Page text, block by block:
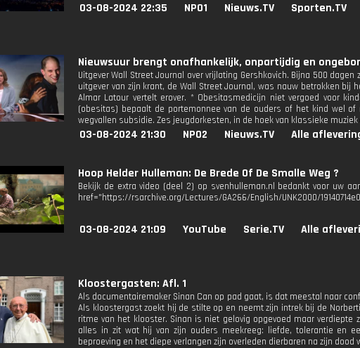
03-08-2024 22:35 NPO1 Nieuws.TV Sporten.TV
Nieuwsuur brengt onafhankelijk, onpartijdig en
Uitgever Wall Street Journal over vrijlating Gershkovich. Bijna 500
uitgever van zijn krant, de Wall Street Journal, was nauw betrokken
Almar Latour vertelt erover. * Obesitasmedicijn niet vergoed voor
(obesitas) bepaalt de portemonnee van de ouders of het kind wel
wegvallen subsidie. Zes jeugdorkesten, in de hoek van klassieke
03-08-2024 21:30 NPO2 Nieuws.TV Alle
Hoop Helder Hulleman: De Brede Of De Smalle Weg ?
Bekijk de extra video (deel 2) op svenhulleman.nl bedankt voor uw
href="https://rsarchive.org/Lectures/GA266/English/UNK2000/
03-08-2024 21:09 YouTube Serie.TV Alle
Kloostergasten: Afl. 1
Als documentairemaker Sinan Can op pad gaat, is dat meestal naar
Als kloostergast zoekt hij de stilte op en neemt zijn intrek bij de
ritme van het klooster. Sinan is niet gelovig opgevoed maar
alles in zit wat hij van zijn ouders meekreeg: liefde, tolerantie en
beproeving en het diepe verlangen zijn overleden dierbaren na zijn dood